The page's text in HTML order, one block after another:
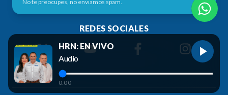
No te preocupes, no enviamos spam.
REDES SOCIALES
HRN: EN VIVO
Audio
0:00